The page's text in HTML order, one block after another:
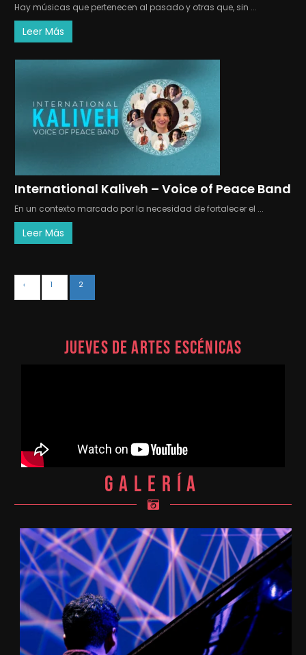
Hay músicas que pertenecen al pasado y otras que, sin ...
Leer Más
International Kaliveh – Voice of Peace Band
En un contexto marcado por la necesidad de fortalecer el ...
Leer Más
‹ 1 2
Jueves de Artes Escénicas
Galería